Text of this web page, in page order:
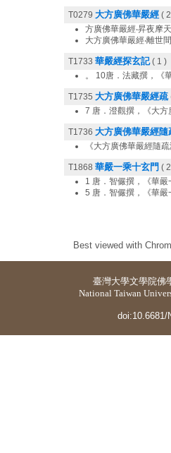
T0279 大方廣佛華嚴經 (
方廣佛華嚴經‧昇夜摩
大方廣佛華嚴經‧離世
T1733 華嚴經探玄記( 1 )
。 10唐．法藏撰，《
T1735 大方廣佛華嚴經疏
7 唐．澄觀撰，《大
T1736 大方廣佛華嚴經隨
《大方廣佛華嚴經隨
T1868 華嚴一乘十玄門 (
1 唐．智儼撰，《華
5 唐．智儼撰，《華嚴
Best viewed with
臺灣大學文學院佛
National Taiwan
doi:10.6681/